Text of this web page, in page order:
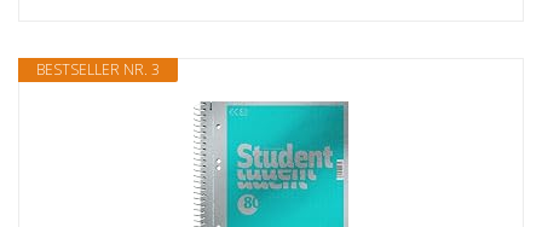
BESTSELLER NR. 3